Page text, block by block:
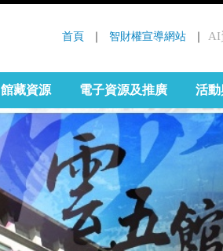
首頁 ｜ 智財權宣導網站 ｜ AI
:::
館藏資源 電子資源及推廣 活